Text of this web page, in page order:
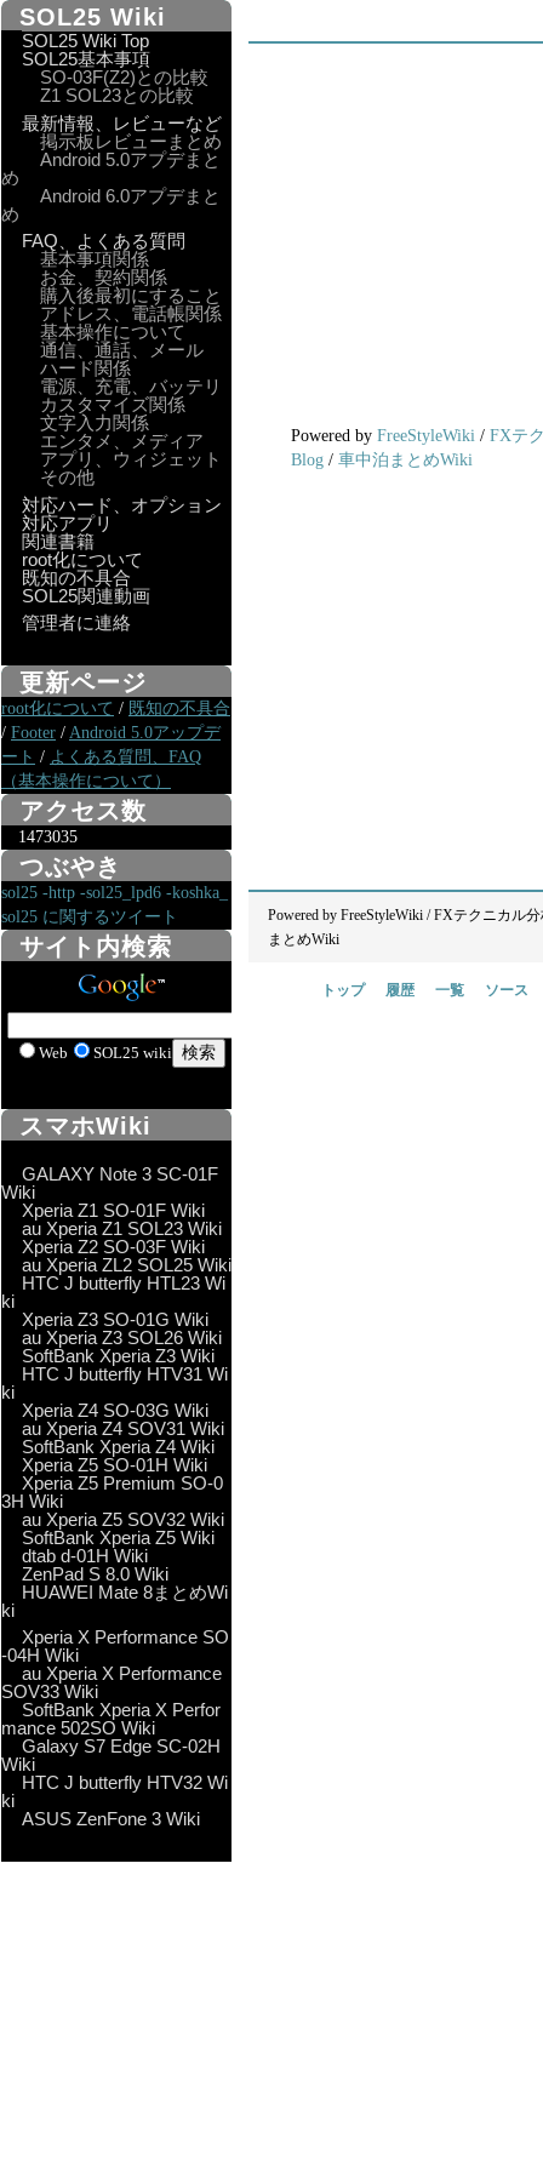
Powered by FreeStyleWiki / FXテ
Blog / 車中泊まとめWiki
Powered by FreeStyleWiki /FXテクニカル
まとめWiki
トップ 履歴 一覧 ソース
SOL25 Wiki
SOL25 Wiki Top
SOL25基本事項
SO-03F(Z2)との比較
Z1 SOL23との比較
最新情報、レビューなど
掲示板レビューまとめ
Android 5.0アプデまと
め
Android 6.0アプデまと
め
FAQ、よくある質問
基本事項関係
お金、契約関係
購入後最初にすること
アドレス、電話帳関係
基本操作について
通信、通話、メール
ハード関係
電源、充電、バッテリ
カスタマイズ関係
文字入力関係
エンタメ、メディア
アプリ、ウィジェット
その他
対応ハード、オプション
対応アプリ
関連書籍
root化について
既知の不具合
SOL25関連動画
管理者に連絡
更新ページ
root化について / 既知の不具合
/ Footer / Android 5.0アップデ
ート / よくある質問、FAQ
（基本操作について）
アクセス数
1473035
つぶやき
sol25 -http -sol25_lpd6 -koshka_
sol25 に関するツイート
サイト内検索
Web SOL25 wiki
スマホWiki
GALAXY Note 3 SC-01F
Wiki
Xperia Z1 SO-01F Wiki
au Xperia Z1 SOL23 Wiki
Xperia Z2 SO-03F Wiki
au Xperia ZL2 SOL25 Wiki
HTC J butterfly HTL23 Wi
ki
Xperia Z3 SO-01G Wiki
au Xperia Z3 SOL26 Wiki
SoftBank Xperia Z3 Wiki
HTC J butterfly HTV31 Wi
ki
Xperia Z4 SO-03G Wiki
au Xperia Z4 SOV31 Wiki
SoftBank Xperia Z4 Wiki
Xperia Z5 SO-01H Wiki
Xperia Z5 Premium SO-0
3H Wiki
au Xperia Z5 SOV32 Wiki
SoftBank Xperia Z5 Wiki
dtab d-01H Wiki
ZenPad S 8.0 Wiki
HUAWEI Mate 8まとめWi
ki
Xperia X Performance SO
-04H Wiki
au Xperia X Performance
SOV33 Wiki
SoftBank Xperia X Perfor
mance 502SO Wiki
Galaxy S7 Edge SC-02H
Wiki
HTC J butterfly HTV32 Wi
ki
ASUS ZenFone 3 Wiki